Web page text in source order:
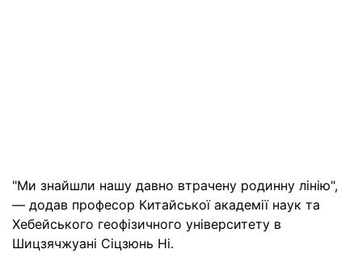
"Ми знайшли нашу давно втрачену родинну лінію",
— додав професор Китайської академії наук та
Хебейського геофізичного університету в
Шицзячжуані Сіцзюнь Ні.